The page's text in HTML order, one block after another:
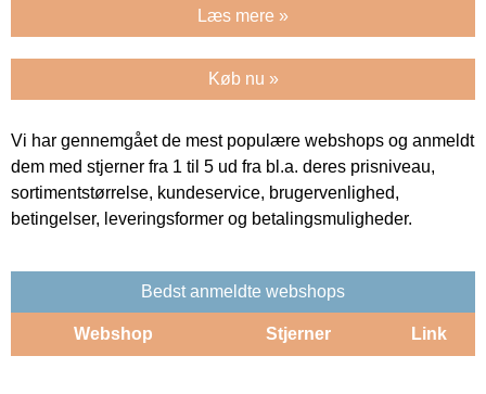
Læs mere »
Køb nu »
Vi har gennemgået de mest populære webshops og anmeldt
dem med stjerner fra 1 til 5 ud fra bl.a. deres prisniveau,
sortimentstørrelse, kundeservice, brugervenlighed,
betingelser, leveringsformer og betalingsmuligheder.
Bedst anmeldte webshops
Webshop Stjerner Link